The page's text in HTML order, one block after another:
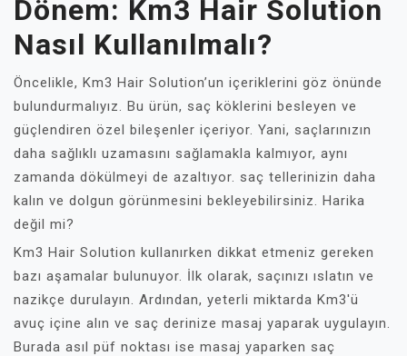
Dönem: Km3 Hair Solution
Nasıl Kullanılmalı?
Öncelikle, Km3 Hair Solution’un içeriklerini göz önünde
bulundurmalıyız. Bu ürün, saç köklerini besleyen ve
güçlendiren özel bileşenler içeriyor. Yani, saçlarınızın
daha sağlıklı uzamasını sağlamakla kalmıyor, aynı
zamanda dökülmeyi de azaltıyor. saç tellerinizin daha
kalın ve dolgun görünmesini bekleyebilirsiniz. Harika
değil mi?
Km3 Hair Solution kullanırken dikkat etmeniz gereken
bazı aşamalar bulunuyor. İlk olarak, saçınızı ıslatın ve
nazikçe durulayın. Ardından, yeterli miktarda Km3'ü
avuç içine alın ve saç derinize masaj yaparak uygulayın.
Burada asıl püf noktası ise masaj yaparken saç